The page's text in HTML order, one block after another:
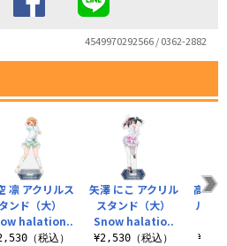
4549970292566 / 0362-2882
凛 アクリルス
タンド（大）
halation..
（税込）
矢澤 にこ アクリル
スタンド（大）
Snow halatio..
¥2,530（税込）
高坂
ルス